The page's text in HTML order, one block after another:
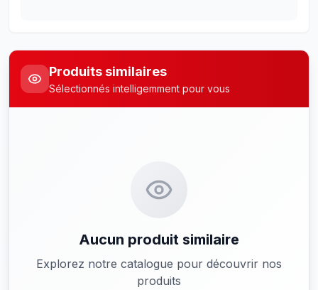
Produits similaires
Sélectionnés intelligemment pour vous
Aucun produit similaire
Explorez notre catalogue pour découvrir nos
produits